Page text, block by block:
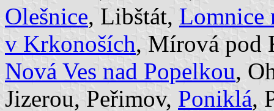
Olešnice, Libštát, Lomnice
v Krkonoších, Mírová pod
Nová Ves nad Popelkou,
Jizerou, Peřimov, Poniklá,